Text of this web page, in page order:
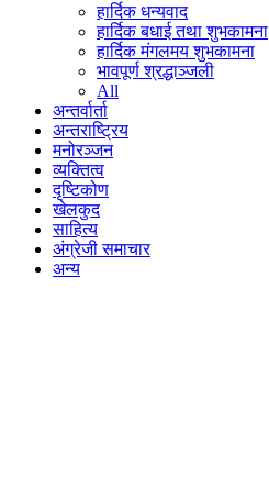
हार्दिक धन्यवाद
हार्दिक बधाई तथा शुभकामना
हार्दिक मंगलमय शुभकामना
भावपूर्ण श्रद्धाञ्जली
All
अन्तर्वार्ता
अन्तराष्ट्रिय
मनोरञ्जन
व्यक्तित्व
दृष्टिकोण
खेलकुद
साहित्य
अंग्रेजी समाचार
अन्य